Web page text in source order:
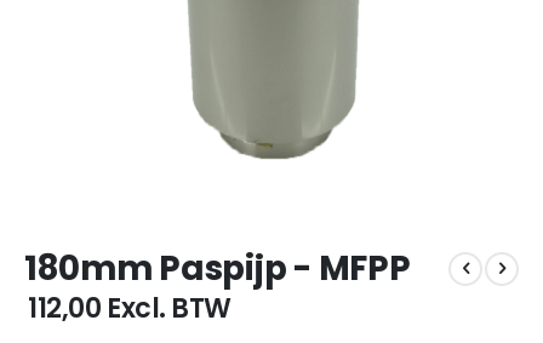
naar
het
begin
180mm Paspijp - MFPP
€ 112,00 Excl. BTW